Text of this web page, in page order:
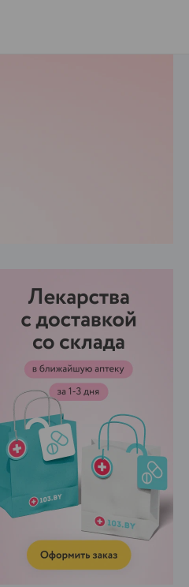
ЭФФЕКТИВНАЯ РЕКЛАМА НА САЙТЕ